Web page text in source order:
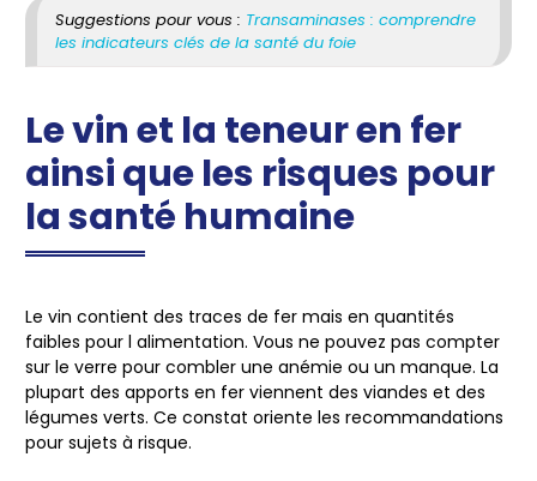
Suggestions pour vous : Transaminases : comprendre
les indicateurs clés de la santé du foie
Le vin et la teneur en fer
ainsi que les risques pour
la santé humaine
Le vin contient des traces de fer mais en quantités
faibles pour l alimentation. Vous ne pouvez pas compter
sur le verre pour combler une anémie ou un manque. La
plupart des apports en fer viennent des viandes et des
légumes verts. Ce constat oriente les recommandations
pour sujets à risque.